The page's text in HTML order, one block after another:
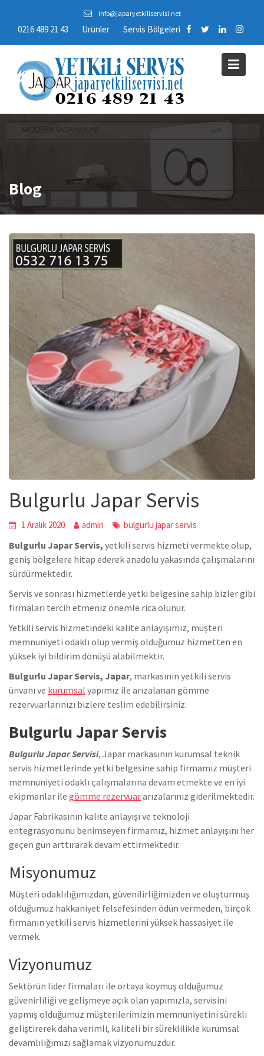
content
info@japaryetkiliservisi.net
0216 489 21 43 Ürünler Servis Bölgeleri
Blog
Bulgurlu Japar Servis
1 Aralık 2020 admin bulgurlu japar servis
Bulgurlu Japar Servis, yetkili servis hizmeti vermekte olup,
geniş bölgelere hitap ederek anadolu yakasında çalışmalarını
sürdürmektedir.
Servis ve sonrası hizmetlerde yetki belgesine sahip bizler gibi
firmaları tercih etmeniz önemle rica olunur.
Yetkili servis hizmetindeki kalite anlayışımız, müşteri
memnuniyeti odaklı olup vermiş olduğumuz hizmetten en
yüksek iyi bildirim dönüşü alabilmektir.
Bulgurlu Japar Servis, Japar, markasının yetkili servis
ünvanı ve kurumsal yapımız ile arızalanan gömme
rezervuarlarınızı bizlere teslim edebilirsiniz.
Bulgurlu Japar Servis
Bulgurlu Japar Servisi, Japar markasının kurumsal teknik
servis hizmetlerinde yetki belgesine sahip firmamız müşteri
memnuniyeti odaklı çalışmalarına devam etmekte ve en iyi
ekipmanlar ile gömme rezervuararızalarınız giderilmektedir.
Japar Fabrikasının kalite anlayışı ve teknoloji
entegrasyonunu benimseyen firmamız, hizmet anlayışını her
geçen gün arttırarak devam ettirmektedir.
Misyonumuz
Müşteri odaklılığımızdan, güvenilirliğimizden ve oluşturmuş
olduğumuz hakkaniyet felsefesinden ödün vermeden, birçok
firmanın yetkili servis hizmetlerini yüksek hassasiyet ile
vermek.
Vizyonumuz
Sektörün lider firmaları ile ortaya koymuş olduğumuz
güvenirliliği ve gelişmeye açık olan yapımızla, servisini
yapmış olduğumuz müşterilerimizin memnuniyetini sürekli
geliştirerek daha verimli, kaliteli bir süreklilikle kurumsal
devamlılığımızı sağlamak vizyonumuzdur.